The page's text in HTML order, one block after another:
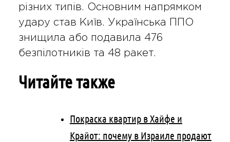
різних типів. Основним напрямком
удару став Київ. Українська ППО
знищила або подавила 476
безпілотників та 48 ракет.
Читайте также
Покраска квартир в Хайфе и
Крайот: почему в Израиле продают